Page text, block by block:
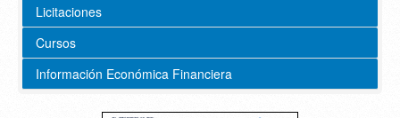
Licitaciones
Cursos
Información Económica Financiera